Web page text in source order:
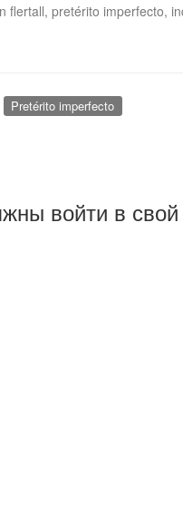
flertall, pretérito imperfecto,
Pretérito imperfecto
войти в свой